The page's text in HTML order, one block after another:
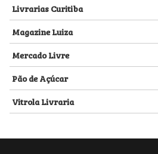
Livrarias Curitiba
Magazine Luiza
Mercado Livre
Pão de Açúcar
Vitrola Livraria